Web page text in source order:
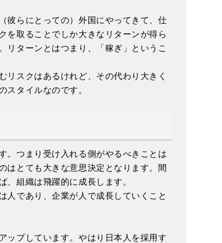
彼らにとっての）外国にやってきて、仕
を取ることでしか大きなリターンが得ら
リターンとはつまり、「稼ぎ」というこ
リスクはあるけれど、その代わり大きく
スタイルなのです。
。つまり受け入れる側がやるべきことは
はとても大きな意思決定となります。間
組織は飛躍的に成長します。
人であり、企業が人で成長していくこと
ップしています。やはり日本人を採用す